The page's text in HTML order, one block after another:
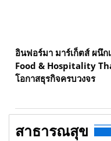
อินฟอร์มา มาร์เก็ตส์ ผนึก
Food & Hospitality
โอกาสธุรกิจครบวงจร
สาธารณสุข